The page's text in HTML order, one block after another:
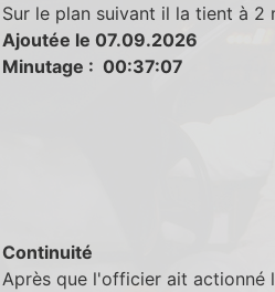
Sur le plan suivant il la tient à 2
Ajoutée le 07.09.2026
Minutage : 00:37:07
Continuité
Après que l'officier ait actionné